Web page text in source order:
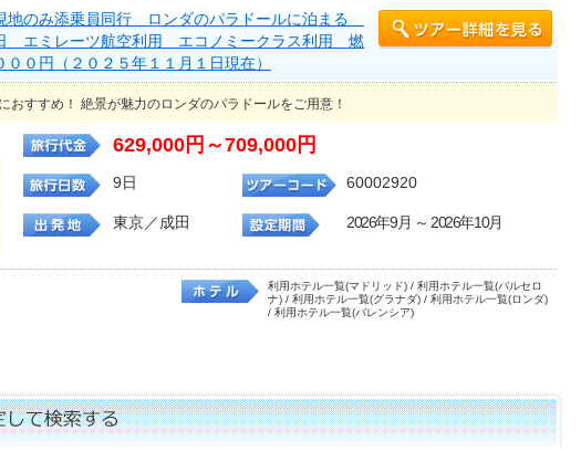
地のみ添乗員同行 ロンダのパラドールに泊まる
エミレーツ航空利用 エコノミークラス利用 燃
０円（２０２５年１１月１日現在）
すすめ！ 絶景が魅力のロンダのパラドールをご用意！
629,000円～709,000円
9日 60002920
東京／成田 2026年9月 ～ 2026年10月
利用ホテル一覧(マドリッド) / 利用ホテル一覧(バルセロ
ナ) / 利用ホテル一覧(グラナダ) / 利用ホテル一覧(ロンダ)
/ 利用ホテル一覧(バレンシア)